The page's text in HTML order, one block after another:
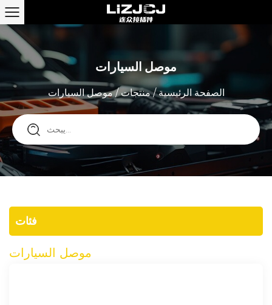
موصل السيارات
الصفحة الرئيسية/منتجات/موصل السيارات
فئات
موصل السيارات